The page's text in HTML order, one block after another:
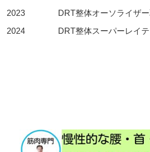
2023 DRT整体オーソライザー
2024 DRT整体スーパーレイテ